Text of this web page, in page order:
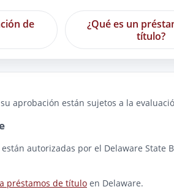
de
¿Qué es un
título?
aprobación están sujetos a la
autorizadas por el Delaware
préstamos de título en Delaware.